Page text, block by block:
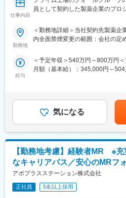
仕事内容
員として契約した製薬企業のプロ
当社は「ひとり一人の資質向上
針を掲げ、育成プログラムの充実
■当社の魅力：
(1)充実した教育体制：
専門領域プログラムにチャレンジ
合研修（症例検討など）のほか、
試験など、個人の自己学習だけで
知見を身に着けることが可能です
きるプロジェクトに配属できるよ
ます。
(2)トップクラスの契約メーカー数
のプロジェクト数があり、様々な
が可能です。20代～60代までの
ています。内資・外資の新薬メー
勤務地
＜勤務地詳細＞当社契約先製薬企
内全面禁煙変更の範囲：会社の定
給与
＜予定年収＞540万円～800万円
月額（基本給）：345,000円～
す。※その他の手当は「待遇・福
給：年1回★頑張りに応じて年収
年収をUPできます。（年2回業績
の金額であり、選考を通じて上下
額)は固定手当を含めた表記です。
気になる
【勤務地考慮】経験者MR ※
なキャリアパス／安心のMRフ
アポプラスステーション株式会社
正社員 5名以上採用